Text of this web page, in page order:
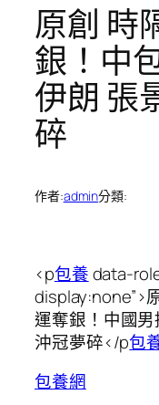
原創 時
銀！中
伊朗 張
碎
作者:admin分類:
<p包養data-
display:none”>
運奪銀！中國男
沖冠夢碎</p包
包養網